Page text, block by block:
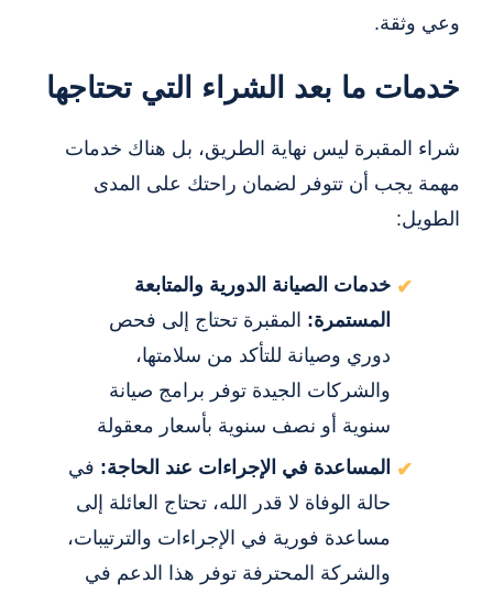
وعي وثقة.
خدمات ما بعد الشراء التي تحتاجها
شراء المقبرة ليس نهاية الطريق، بل هناك خدمات
مهمة يجب أن تتوفر لضمان راحتك على المدى
الطويل:
خدمات الصيانة الدورية والمتابعة
المستمرة: المقبرة تحتاج إلى فحص
دوري وصيانة للتأكد من سلامتها،
والشركات الجيدة توفر برامج صيانة
سنوية أو نصف سنوية بأسعار معقولة
المساعدة في الإجراءات عند الحاجة: في
حالة الوفاة لا قدر الله، تحتاج العائلة إلى
مساعدة فورية في الإجراءات والترتيبات،
والشركة المحترفة توفر هذا الدعم في